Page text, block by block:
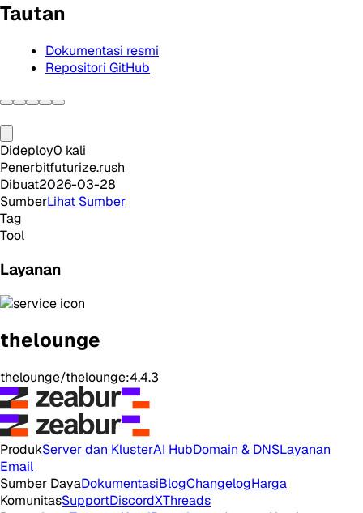
Tautan
Dokumentasi resmi
Repositori GitHub
Dideploy0 kali
Penerbitfuturize.rush
Dibuat2026-03-28
SumberLihat Sumber
Tag
Tool
Layanan
thelounge
thelounge/thelounge:4.4.3
ProdukServer dan KlusterAI HubDomain & DNSLayanan
Email
Sumber DayaDokumentasiBlogChangelogHarga
KomunitasSupportDiscordXThreads